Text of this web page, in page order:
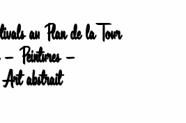
au Plan de la Tour
- Peintures -
abstrait